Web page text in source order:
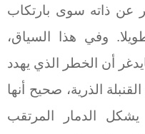
عن ذاته سوى بارتكاب
وفي هذا السياق،
أن الخطر الذي يهدد
الذرية، صحيح أنها
الدمار المرتقب